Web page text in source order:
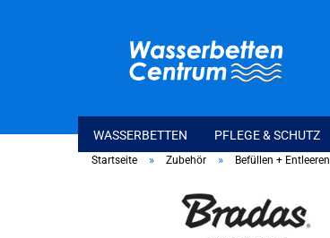
WASSERBETTEN PFLEGE & SCHUTZ
Startseite » Zubehör » Befüllen + Entleeren